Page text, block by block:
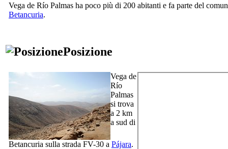
Vega de Río Palmas ha poco più di 200 abitanti e fa parte del
Betancuria.
Posizione
Vega de
Río
Palmas
si trova
a 2 km
a sud di
Betancuria sulla strada FV-30 a Pájara.